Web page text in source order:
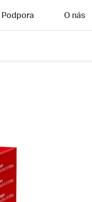
Podpora O nás